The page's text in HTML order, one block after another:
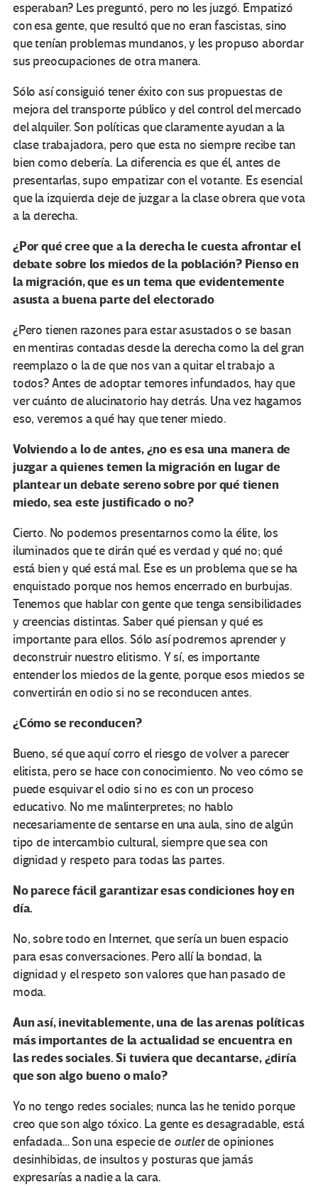
esperaban? Les preguntó, pero no les juzgó. Empatizó
con esa gente, que resultó que no eran fascistas, sino
que tenían problemas mundanos, y les propuso abordar
sus preocupaciones de otra manera.
Sólo así consiguió tener éxito con sus propuestas de
mejora del transporte público y del control del mercado
del alquiler. Son políticas que claramente ayudan a la
clase trabajadora, pero que esta no siempre recibe tan
bien como debería. La diferencia es que él, antes de
presentarlas, supo empatizar con el votante. Es esencial
que la izquierda deje de juzgar a la clase obrera que vota
a la derecha.
¿Por qué cree que a la derecha le cuesta afrontar el
debate sobre los miedos de la población? Pienso en
la migración, que es un tema que evidentemente
asusta a buena parte del electorado
¿Pero tienen razones para estar asustados o se basan
en mentiras contadas desde la derecha como la del gran
reemplazo o la de que nos van a quitar el trabajo a
todos? Antes de adoptar temores infundados, hay que
ver cuánto de alucinatorio hay detrás. Una vez hagamos
eso, veremos a qué hay que tener miedo.
Volviendo a lo de antes, ¿no es esa una manera de
juzgar a quienes temen la migración en lugar de
plantear un debate sereno sobre por qué tienen
miedo, sea este justificado o no?
Cierto. No podemos presentarnos como la élite, los
iluminados que te dirán qué es verdad y qué no; qué
está bien y qué está mal. Ese es un problema que se ha
enquistado porque nos hemos encerrado en burbujas.
Tenemos que hablar con gente que tenga sensibilidades
y creencias distintas. Saber qué piensan y qué es
importante para ellos. Sólo así podremos aprender y
deconstruir nuestro elitismo. Y sí, es importante
entender los miedos de la gente, porque esos miedos se
convertirán en odio si no se reconducen antes.
¿Cómo se reconducen?
Bueno, sé que aquí corro el riesgo de volver a parecer
elitista, pero se hace con conocimiento. No veo cómo se
puede esquivar el odio si no es con un proceso
educativo. No me malinterpretes; no hablo
necesariamente de sentarse en una aula, sino de algún
tipo de intercambio cultural, siempre que sea con
dignidad y respeto para todas las partes.
No parece fácil garantizar esas condiciones hoy en
día.
No, sobre todo en Internet, que sería un buen espacio
para esas conversaciones. Pero allí la bondad, la
dignidad y el respeto son valores que han pasado de
moda.
Aun así, inevitablemente, una de las arenas políticas
más importantes de la actualidad se encuentra en
las redes sociales. Si tuviera que decantarse, ¿diría
que son algo bueno o malo?
Yo no tengo redes sociales; nunca las he tenido porque
creo que son algo tóxico. La gente es desagradable, está
enfadada… Son una especie de outletde opiniones
desinhibidas, de insultos y posturas que jamás
expresarías a nadie a la cara.